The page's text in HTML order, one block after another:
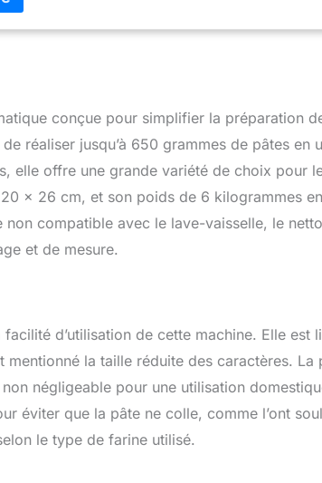
expérience, vous obtenez un résultat réussi.
conçue pour simplifier la préparation
réaliser jusqu’à 650 grammes de pâtes en
elle offre une grande variété de choix pour
x 26 cm, et son poids de 6 kilogrammes
compatible avec le lave-vaisselle, le
et de mesure.
d’utilisation de cette machine. Elle est
la taille réduite des caractères. La
négligeable pour une utilisation
éviter que la pâte ne colle, comme l’ont
le type de farine utilisé.